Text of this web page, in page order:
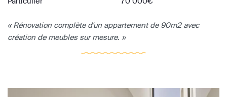
« Rénovation complète d'un appartement de 90m2 avec
création de meubles sur mesure. »